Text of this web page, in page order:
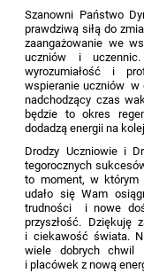
Szanowni Państwo
prawdziwą siłą do
zaangażowanie we
uczniów i
wyrozumiałość i
wspieranie uczniów w
nadchodzący czas
będzie to okres
dodadzą energii na
Drodzy Uczniowie i
tegorocznych
to moment, w którym
udało się Wam
trudności i nowe
przyszłość. Dziękuję
i ciekawość świata.
wiele dobrych chwil
i placówek z nową